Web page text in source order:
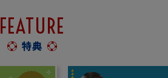
FEATURE
特典